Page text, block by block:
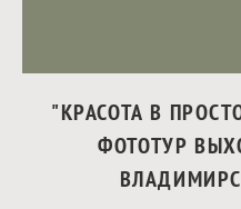
"КРАСОТА В
ФОТОТУР